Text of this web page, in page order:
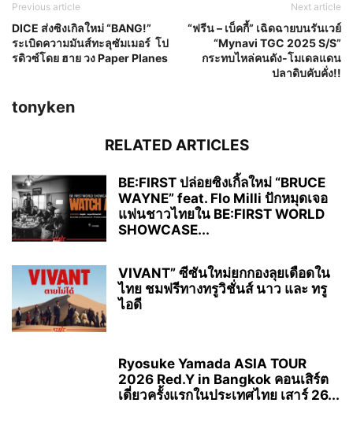
Previous article
DICE ส่งซิงเกิลใหม่ “BANG!”
ระเบิดความมันส์ทะลุซัมเมอร์ โป
รดิวซ์โดย ฮาย วง Paper Planes​
Next article
“ฟรีน – เบ็คกี้” เฉิดฉายบนรันเวย์
“Mynavi TGC 2025 S/S”
กระทบไหล่คนดัง-โมเดลแดน
ปลาดิบคับคั่ง!!
tonyken
RELATED ARTICLES
BE:FIRST ปล่อยซิงเกิ้ลใหม่ “BRUCE
WAYNE” feat. Flo Milli ปักหมุดเจอ
แฟนชาวไทยใน BE:FIRST WORLD
SHOWCASE...
VIVANT” ซีซันใหม่ยกกองลุยเดือดใน
ไทย ชมฟรีทางทรูวิชั่นส์ นาว และ ทรู
ไอดี
Ryosuke Yamada ASIA TOUR
2026 Red.Y in Bangkok คอนเสิร์ต
เดี่ยวครั้งแรกในประเทศไทย เสาร์ 26...